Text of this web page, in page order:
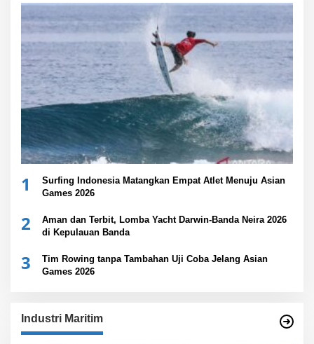
1
Surfing Indonesia Matangkan Empat Atlet Menuju Asian
Games 2026
2
Aman dan Terbit, Lomba Yacht Darwin-Banda Neira 2026
di Kepulauan Banda
3
Tim Rowing tanpa Tambahan Uji Coba Jelang Asian
Games 2026
Industri Maritim